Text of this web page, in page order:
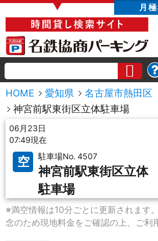
▼ 月
HOME 愛知県
名古屋市熱田区
神宮前駅東街区立体駐車場
06月23日
07:49現在
空 駐車場No. 4507
神宮前駅東街区立体
駐車場
※満空情報は10分ごとに更新されます
念のため現地料金をご確認の上、ご利